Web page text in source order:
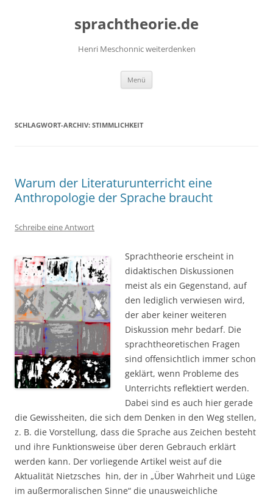
sprachtheorie.de
Henri Meschonnic weiterdenken
Menü
SCHLAGWORT-ARCHIV: STIMMLICHKEIT
Warum der Literaturunterricht eine
Anthropologie der Sprache braucht
Schreibe eine Antwort
Sprachtheorie erscheint in
didaktischen Diskussionen
meist als ein Gegenstand, auf
den lediglich verwiesen wird,
der aber keiner weiteren
Diskussion mehr bedarf. Die
sprachtheoretischen Fragen
sind offensichtlich immer schon
geklärt, wenn Probleme des
Unterrichts reflektiert werden.
Dabei sind es auch hier gerade
die Gewissheiten, die sich dem Denken in den Weg stellen,
z. B. die Vorstellung, dass die Sprache aus Zeichen besteht
und ihre Funktionsweise über deren Gebrauch erklärt
werden kann. Der vorliegende Artikel weist auf die
Aktualität Nietzsches hin, der in „Über Wahrheit und Lüge
im außermoralischen Sinne“ die unausweichliche